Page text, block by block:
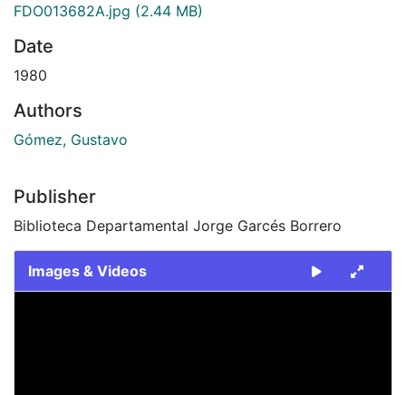
FDO013682A.jpg (2.44 MB)
Date
1980
Authors
Gómez, Gustavo
Publisher
Biblioteca Departamental Jorge Garcés Borrero
Images & Videos